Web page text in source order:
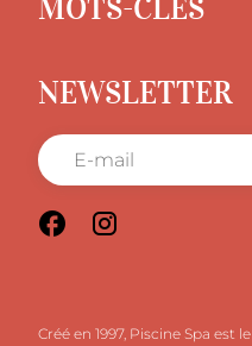
NEWSLETTER
Créé en 1997, Piscine Spa est le